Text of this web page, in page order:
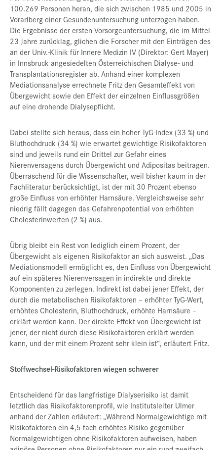
100.269 Personen heran, die sich zwischen 1985 und 2005 in
Vorarlberg einer Gesundenuntersuchung unterzogen haben.
Die Ergebnisse der ersten Vorsorgeuntersuchung, die im Mittel
23 Jahre zurücklag, glichen die Forscher mit den Einträgen des
an der Univ.-Klinik für Innere Medizin IV (Direktor: Gert Mayer)
in Innsbruck angesiedelten Österreichischen Dialyse- und
Transplantationsregister ab. Anhand einer komplexen
Mediationsanalyse errechnete Fritz den Gesamteffekt von
Übergewicht sowie den Effekt der einzelnen Einflussgrößen
auf eine drohende Dialysepflicht.
Dabei stellte sich heraus, dass ein hoher TyG-Index (33 %) und
Bluthochdruck (34 %) wie erwartet gewichtige Risikofaktoren
sind und jeweils rund ein Drittel zur Gefahr eines
Nierenversagens durch Übergewicht und Adipositas beitragen.
Überraschend für die Wissenschafter, weil bisher kaum in der
Fachliteratur berücksichtigt, ist der mit 30 Prozent ebenso
große Einfluss von erhöhter Harnsäure. Vergleichsweise sehr
niedrig fällt dagegen das Gefahrenpotential von erhöhten
Cholesterinwerten (2 %) aus.
Übrig bleibt ein Rest von lediglich einem Prozent, der
Übergewicht als eigenen Risikofaktor an sich ausweist. „Das
Mediationsmodell ermöglicht es, den Einfluss von Übergewicht
auf ein späteres Nierenversagen in indirekte und direkte
Komponenten zu zerlegen. Indirekt ist dabei jener Effekt, der
durch die metabolischen Risikofaktoren – erhöhter TyG-Wert,
erhöhtes Cholesterin, Bluthochdruck, erhöhte Harnsäure –
erklärt werden kann. Der direkte Effekt von Übergewicht ist
jener, der nicht durch diese Risikofaktoren erklärt werden
kann, und der mit einem Prozent sehr klein ist“, erläutert Fritz.
Stoffwechsel-Risikofaktoren wiegen schwerer
Entscheidend für das langfristige Dialyserisiko ist damit
letztlich das Risikofaktorenprofil, wie Institutsleiter Ulmer
anhand der Zahlen erläutert: „Während Normalgewichtige mit
Risikofaktoren ein 4,5-fach erhöhtes Risiko gegenüber
Normalgewichtigen ohne Risikofaktoren aufweisen, haben